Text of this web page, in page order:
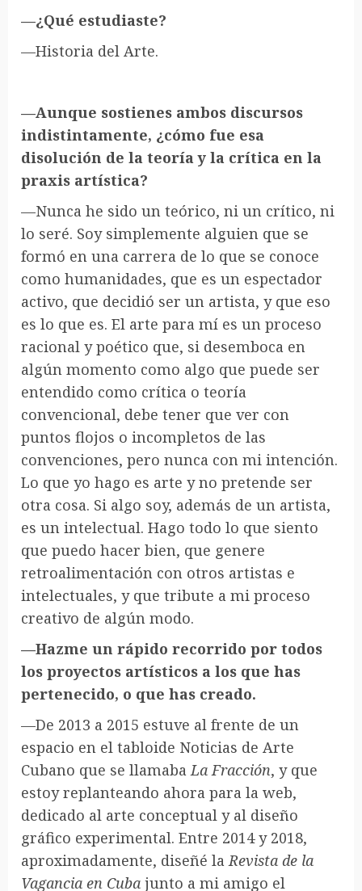
—¿Qué estudiaste?
—Historia del Arte.
—Aunque sostienes ambos discursos
indistintamente, ¿cómo fue esa
disolución de la teoría y la crítica en la
praxis artística?
—Nunca he sido un teórico, ni un crítico, ni
lo seré. Soy simplemente alguien que se
formó en una carrera de lo que se conoce
como humanidades, que es un espectador
activo, que decidió ser un artista, y que eso
es lo que es. El arte para mí es un proceso
racional y poético que, si desemboca en
algún momento como algo que puede ser
entendido como crítica o teoría
convencional, debe tener que ver con
puntos flojos o incompletos de las
convenciones, pero nunca con mi intención.
Lo que yo hago es arte y no pretende ser
otra cosa. Si algo soy, además de un artista,
es un intelectual. Hago todo lo que siento
que puedo hacer bien, que genere
retroalimentación con otros artistas e
intelectuales, y que tribute a mi proceso
creativo de algún modo.
—Hazme un rápido recorrido por todos
los proyectos artísticos a los que has
pertenecido, o que has creado.
—De 2013 a 2015 estuve al frente de un
espacio en el tabloide Noticias de Arte
Cubano que se llamabaLa Fracción, y que
estoy replanteando ahora para la web,
dedicado al arte conceptual y al diseño
gráfico experimental. Entre 2014 y 2018,
aproximadamente, diseñé laRevista de la
Vagancia en Cuba junto a mi amigo el